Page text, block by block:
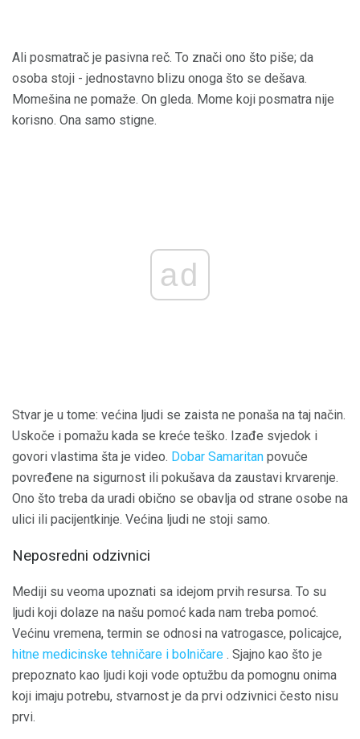
Ali posmatrač je pasivna reč. To znači ono što piše; da
osoba stoji - jednostavno blizu onoga što se dešava.
Momešina ne pomaže. On gleda. Mome koji posmatra nije
korisno. Ona samo stigne.
ad
Stvar je u tome: većina ljudi se zaista ne ponaša na taj način.
Uskoče i pomažu kada se kreće teško. Izađe svjedok i
govori vlastima šta je video. Dobar Samaritan povuče
povređene na sigurnost ili pokušava da zaustavi krvarenje.
Ono što treba da uradi obično se obavlja od strane osobe na
ulici ili pacijentkinje. Većina ljudi ne stoji samo.
Neposredni odzivnici
Mediji su veoma upoznati sa idejom prvih resursa. To su
ljudi koji dolaze na našu pomoć kada nam treba pomoć.
Većinu vremena, termin se odnosi na vatrogasce, policajce,
hitne medicinske tehničare i bolničare . Sjajno kao što je
prepoznato kao ljudi koji vode optužbu da pomognu onima
koji imaju potrebu, stvarnost je da prvi odzivnici često nisu
prvi.